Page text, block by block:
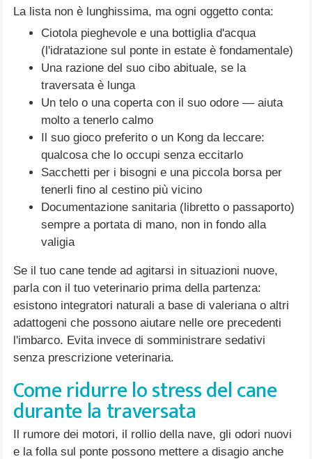
La lista non è lunghissima, ma ogni oggetto conta:
Ciotola pieghevole e una bottiglia d'acqua
(l'idratazione sul ponte in estate è fondamentale)
Una razione del suo cibo abituale, se la
traversata è lunga
Un telo o una coperta con il suo odore — aiuta
molto a tenerlo calmo
Il suo gioco preferito o un Kong da leccare:
qualcosa che lo occupi senza eccitarlo
Sacchetti per i bisogni e una piccola borsa per
tenerli fino al cestino più vicino
Documentazione sanitaria (libretto o passaporto)
sempre a portata di mano, non in fondo alla
valigia
Se il tuo cane tende ad agitarsi in situazioni nuove,
parla con il tuo veterinario prima della partenza:
esistono integratori naturali a base di valeriana o altri
adattogeni che possono aiutare nelle ore precedenti
l'imbarco. Evita invece di somministrare sedativi
senza prescrizione veterinaria.
Come ridurre lo stress del cane
durante la traversata
Il rumore dei motori, il rollio della nave, gli odori nuovi
e la folla sul ponte possono mettere a disagio anche